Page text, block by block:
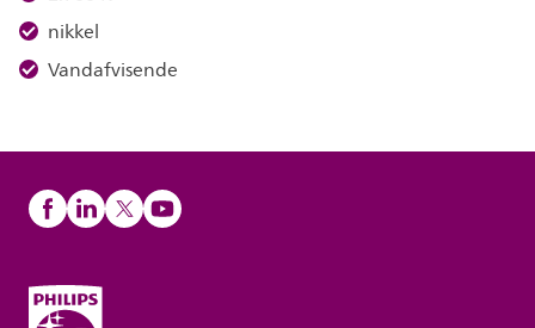
nikkel
Vandafvisende